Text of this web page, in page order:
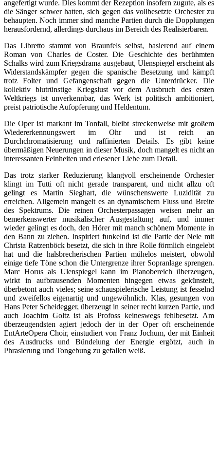
angefertigt wurde. Dies kommt der Rezeption insofern zugute, als es
die Sänger schwer hatten, sich gegen das vollbesetzte Orchester zu
behaupten. Noch immer sind manche Partien durch die Dopplungen
herausfordernd, allerdings durchaus im Bereich des Realisierbaren.
Das Libretto stammt von Braunfels selbst, basierend auf einem
Roman von Charles de Coster. Die Geschichte des berühmten
Schalks wird zum Kriegsdrama ausgebaut, Ulenspiegel erscheint als
Widerstandskämpfer gegen die spanische Besetzung und kämpft
trotz Folter und Gefangenschaft gegen die Unterdrücker. Die
kollektiv blutrünstige Kriegslust vor dem Ausbruch des ersten
Weltkriegs ist unverkennbar, das Werk ist politisch ambitioniert,
preist patriotische Aufopferung und Heldentum.
Die Oper ist markant im Tonfall, bleibt streckenweise mit großem
Wiedererkennungswert im Ohr und ist reich an
Durchchromatisierung und raffinierten Details. Es gibt keine
übermäßigen Neuerungen in dieser Musik, doch mangelt es nicht an
interessanten Feinheiten und erlesener Liebe zum Detail.
Das trotz starker Reduzierung klangvoll erscheinende Orchester
klingt im Tutti oft nicht gerade transparent, und nicht allzu oft
gelingt es Martin Sieghart, die wünschenswerte Luzidität zu
erreichen. Allgemein mangelt es an dynamischem Fluss und Breite
des Spektrums. Die reinen Orchesterpassagen weisen mehr an
bemerkenswerter musikalischer Ausgestaltung auf, und immer
wieder gelingt es doch, den Hörer mit manch schönem Momente in
den Bann zu ziehen. Inspiriert funkelnd ist die Partie der Nele mit
Christa Ratzenböck besetzt, die sich in ihre Rolle förmlich eingelebt
hat und die halsbrecherischen Partien mühelos meistert, obwohl
einige tiefe Töne schon die Untergrenze ihrer Sopranlage sprengen.
Marc Horus als Ulenspiegel kann im Pianobereich überzeugen,
wirkt in aufbrausenden Momenten hingegen etwas gekünstelt,
überbetont auch vieles; seine schauspielerische Leistung ist fesselnd
und zweifellos eigenartig und ungewöhnlich. Klas, gesungen von
Hans Peter Scheidegger, überzeugt in seiner recht kurzen Partie, und
auch Joachim Goltz ist als Profoss keineswegs fehlbesetzt. Am
überzeugendsten agiert jedoch der in der Oper oft erscheinende
EntArteOpera Choir, einstudiert von Franz Jochum, der mit Einheit
des Ausdrucks und Bündelung der Energie ergötzt, auch in
Phrasierung und Tongebung zu gefallen weiß.